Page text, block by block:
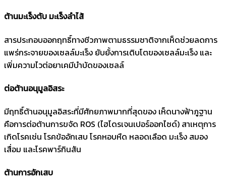
ต้านมะเร็งตับ มะเร็งลำไส้
สารประกอบออกฤทธิ์ทางชีวภาพตามธรรมชาติจากเห็ดช่วยลดการ
แพร่กระจายของเซลล์มะเร็ง ยับยั้งการเติบโตของเซลล์มะเร็ง และ
เพิ่มความไวต่อยาเคมีบำบัดของเซลล์
ต่อต้านอนุมูลอิสระ
มีฤทธิ์ต้านอนุมูลอิสระที่มีศักยภาพมากที่สุดของ เห็ดนางฟ้าภูฐาน
คือการต่อต้านการขจัด ROS (ไฮโดรเจนเปอร์ออกไซด์) สาเหตุการ
เกิดโรคเช่น โรคข้ออักเสบ โรคหอบหืด หลอดเลือด มะเร็ง สมอง
เสื่อม และโรคพาร์กินสัน
ต้านการอักเสบ